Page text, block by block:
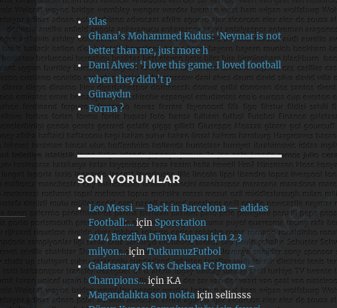
Klas
Ghana’s Mohammed Kudus: ‘Neymar is not
better than me, just more h
Dani Alves: ‘I love this game. I loved football
when they didn’t p
Günaydın
Forma ?
SON YORUMLAR
Leo Messi — Back in Barcelona — adidas
Football:…içinSporstation
2014 Brezilya Dünya Kupası için 2.3
milyon…içinTutkumuzFutbol
Galatasaray SK vs Chelsea FC Promo –
Champions…içinK.A
Magandalıkta son noktaiçinselinsss